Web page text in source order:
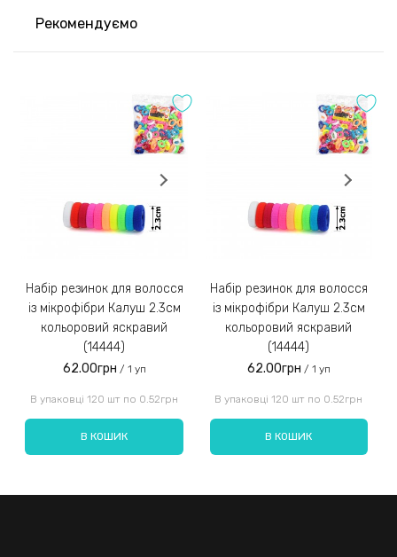
Замовлення післяплатою не надсилаємо!
транспортними компаніями України.
Введіть код, вказаний на зображенні:
Рекомендуємо
Набір резинок для волосся
із мікрофібри Калуш 2.3см
кольоровий яскравий
(14444)
62.00грн / 1 уп
В упаковці 120 шт по 0.52грн
В КОШИК
Набір резинок для волосся
із мікрофібри Калуш 2.3см
кольоровий яскравий
(14444)
62.00грн / 1 уп
В упаковці 120 шт по 0.52грн
В КОШИК